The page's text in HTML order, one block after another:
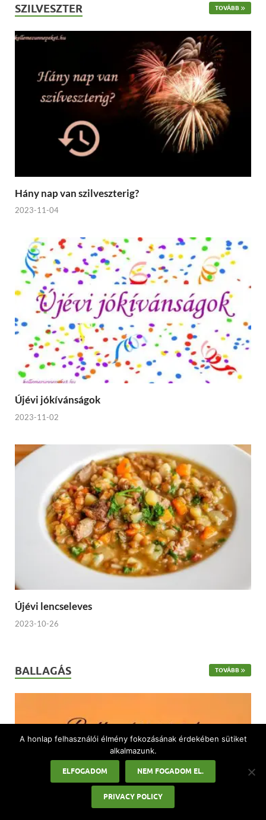
SZILVESZTER TOVÁBB
Hány nap van szilveszterig?
2023-11-04
Újévi jókívánságok
2023-11-02
Újévi lencseleves
2023-10-26
BALLAGÁS TOVÁBB
A honlap felhasználói élmény fokozásának érdekében sütiket
alkalmazunk.
ELFOGADOM NEM FOGADOM EL.
PRIVACY POLICY